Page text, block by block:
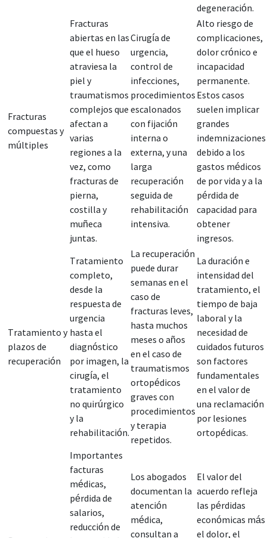
degeneración.
Fracturas
compuestas y
múltiples
Fracturas
abiertas en las
que el hueso
atraviesa la
piel y
traumatismos
complejos que
afectan a
varias
regiones a la
vez, como
fracturas de
pierna,
costilla y
muñeca
juntas.
Cirugía de
urgencia,
control de
infecciones,
procedimientos
escalonados
con fijación
interna o
externa, y una
larga
recuperación
seguida de
rehabilitación
intensiva.
Alto riesgo de
complicaciones,
dolor crónico e
incapacidad
permanente.
Estos casos
suelen implicar
grandes
indemnizaciones
debido a los
gastos médicos
de por vida y a la
pérdida de
capacidad para
obtener
ingresos.
Tratamiento y
plazos de
recuperación
Tratamiento
completo,
desde la
respuesta de
urgencia
hasta el
diagnóstico
por imagen, la
cirugía, el
tratamiento
no quirúrgico
y la
rehabilitación.
La recuperación
puede durar
semanas en el
caso de
fracturas leves,
hasta muchos
meses o años
en el caso de
traumatismos
ortopédicos
graves con
procedimientos
y terapia
repetidos.
La duración e
intensidad del
tratamiento, el
tiempo de baja
laboral y la
necesidad de
cuidados futuros
son factores
fundamentales
en el valor de
una reclamación
por lesiones
ortopédicas.
Importantes
facturas
médicas,
pérdida de
salarios,
reducción de
Los abogados
documentan la
atención
médica,
consultan a
El valor del
acuerdo refleja
las pérdidas
económicas más
el dolor, el